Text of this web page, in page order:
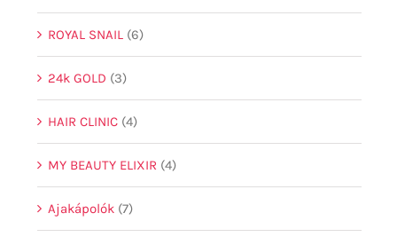
ROYAL SNAIL (6)
24k GOLD (3)
HAIR CLINIC (4)
MY BEAUTY ELIXIR (4)
Ajakápolók (7)